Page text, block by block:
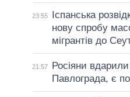
23:55
Іспанська
нову спробу
мігрантів до
21:57
Росіяни
Павлограда, є